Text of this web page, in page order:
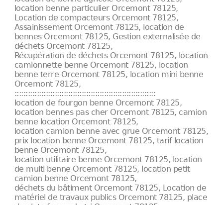
location benne particulier Orcemont 78125,
Location de compacteurs Orcemont 78125,
Assainissement Orcemont 78125, location de
bennes Orcemont 78125, Gestion externalisée de
déchets Orcemont 78125,
Récupération de déchets Orcemont 78125, location
camionnette benne Orcemont 78125, location
benne terre Orcemont 78125, location mini benne
Orcemont 78125,
:::::::::::::::::::::::::::::::::::::::::::::::::::::::::::::::
location de fourgon benne Orcemont 78125,
location bennes pas cher Orcemont 78125, camion
benne location Orcemont 78125,
location camion benne avec grue Orcemont 78125,
prix location benne Orcemont 78125, tarif location
benne Orcemont 78125,
location utilitaire benne Orcemont 78125, location
de multi benne Orcemont 78125, location petit
camion benne Orcemont 78125,
déchets du bâtiment Orcemont 78125, Location de
matériel de travaux publics Orcemont 78125, place